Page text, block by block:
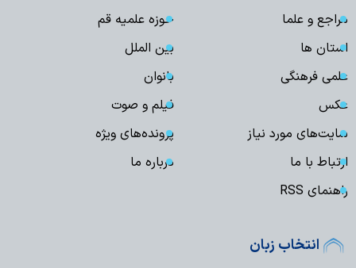
مراجع و علما
حوزه علمیه قم
استان ها
بین الملل
علمی فرهنگی
بانوان
عکس
فیلم و صوت
سایت‌های مورد نیاز
پرونده‌های ویژه
ارتباط با ما
درباره ما
راهنمای RSS
انتخاب زبان